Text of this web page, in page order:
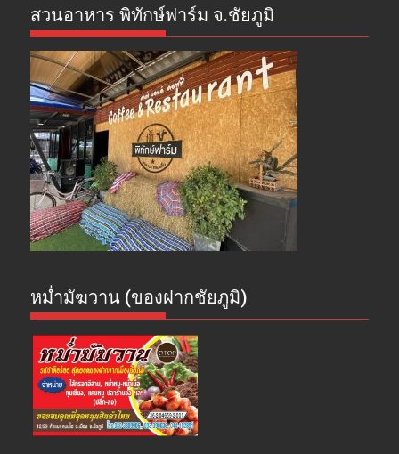
สวนอาหาร พิทักษ์ฟาร์ม จ.ชัยภูมิ
หม่ำมัฆวาน (ของฝากชัยภูมิ)